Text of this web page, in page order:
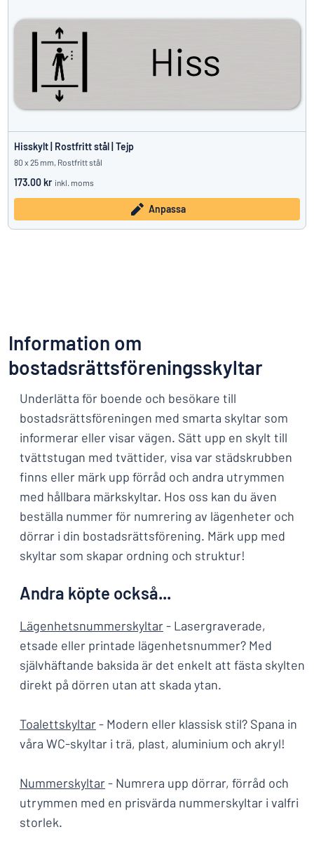
Hisskylt | Rostfritt stål | Tejp
80 x 25 mm, Rostfritt stål
173.00 kr inkl. moms
Anpassa
Information om
bostadsrättsföreningsskyltar
Underlätta för boende och besökare till
bostadsrättsföreningen med smarta skyltar som
informerar eller visar vägen. Sätt upp en skylt till
tvättstugan med tvättider, visa var städskrubben
finns eller märk upp förråd och andra utrymmen
med hållbara märkskyltar. Hos oss kan du även
beställa nummer för numrering av lägenheter och
dörrar i din bostadsrättsförening. Märk upp med
skyltar som skapar ordning och struktur!
Andra köpte också...
Lägenhetsnummerskyltar- Lasergraverade,
etsade eller printade lägenhetsnummer? Med
självhäftande baksida är det enkelt att fästa skylten
direkt på dörren utan att skada ytan.
Toalettskyltar- Modern eller klassisk stil? Spana in
våra WC-skyltar i trä, plast, aluminium och akryl!
Nummerskyltar- Numrera upp dörrar, förråd och
utrymmen med en prisvärda nummerskyltar i valfri
storlek.